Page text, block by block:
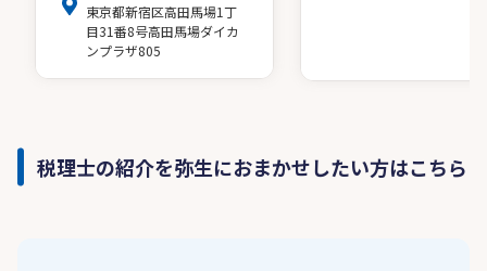
東京都新宿区高田馬場1丁
目31番8号高田馬場ダイカ
ンプラザ805
税理士の紹介を弥生におまかせしたい方はこちら